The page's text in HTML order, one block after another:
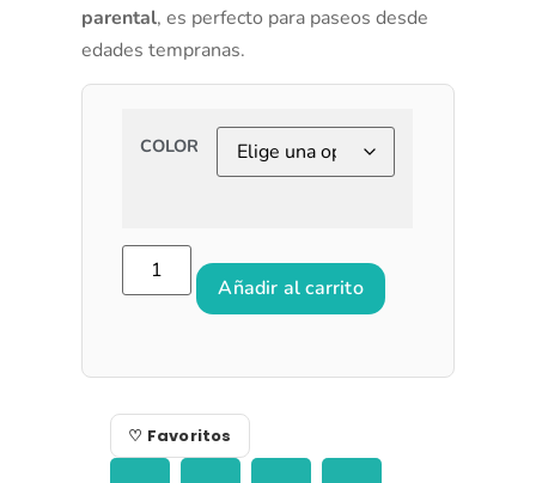
parental, es perfecto para paseos desde
edades tempranas.
COLOR
Añadir al carrito
♡ Favoritos